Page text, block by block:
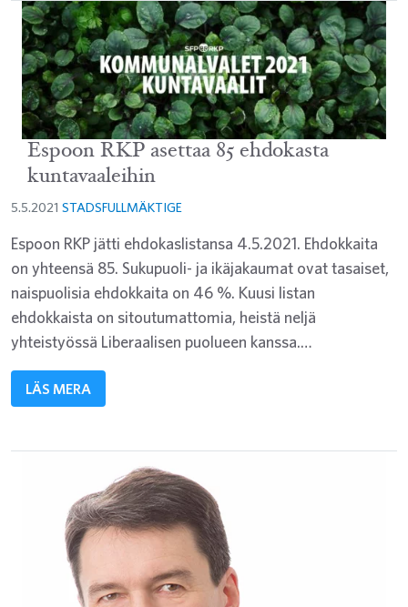
Espoon RKP asettaa 85 ehdokasta
kuntavaaleihin
5.5.2021 STADSFULLMÄKTIGE
Espoon RKP jätti ehdokaslistansa 4.5.2021. Ehdokkaita
on yhteensä 85. Sukupuoli- ja ikäjakaumat ovat tasaiset,
naispuolisia ehdokkaita on 46 %. Kuusi listan
ehdokkaista on sitoutumattomia, heistä neljä
yhteistyössä Liberaalisen puolueen kanssa.…
LÄS MERA